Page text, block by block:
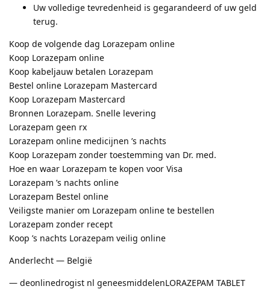
Uw volledige tevredenheid is gegarandeerd of uw geld
terug.
Koop de volgende dag Lorazepam online
Koop Lorazepam online
Koop kabeljauw betalen Lorazepam
Bestel online Lorazepam Mastercard
Koop Lorazepam Mastercard
Bronnen Lorazepam. Snelle levering
Lorazepam geen rx
Lorazepam online medicijnen ’s nachts
Koop Lorazepam zonder toestemming van Dr. med.
Hoe en waar Lorazepam te kopen voor Visa
Lorazepam ’s nachts online
Lorazepam Bestel online
Veiligste manier om Lorazepam online te bestellen
Lorazepam zonder recept
Koop ’s nachts Lorazepam veilig online
Anderlecht — België
— deonlinedrogist nl geneesmiddelenLORAZEPAM TABLET